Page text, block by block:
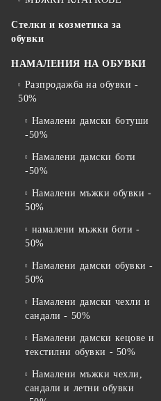
Стелки и козметика за
обувки
НАМАЛЕНИЯ НА ОБУВКИ
Разпродажба на обувки -
50%
Намалени дамски ботуши
-50%
Намалени дамски боти
-50%
Намалени мъжки обувки -
50%
намалени мъжки боти -
50%
Намалени дамски обувки -
50%
Намалени дамски чехли и
сандали - 50%
Намалени дамски кецове и
текстилни обувки - 50%
Намалени мъжки чехли,
сандали и летни обувки